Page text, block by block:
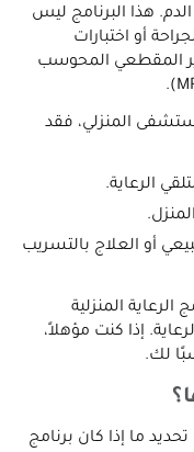
هذا البرنامج ليس
أو اختبارات
المقطعي المحوسب
المنزلي، فقد
الرعاية.
أو العلاج بالتسريب
المنزلية
إذا كنت مؤهلاً،
لك.
ما إذا كان برنامج